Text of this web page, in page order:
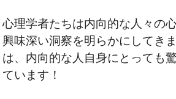
心理学者たちは内向的な人々の
興味深い洞察を明らかにしてき
は、内向的な人自身にとっても
ています！